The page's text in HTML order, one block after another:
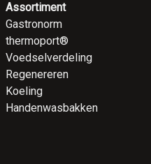
Assortiment
Gastronorm
thermoport®
Voedselverdeling
Regenereren
Koeling
Handenwasbakken